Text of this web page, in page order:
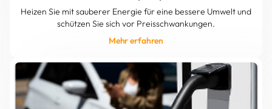
Heizen Sie mit sauberer Energie für eine bessere Umwelt und
schützen Sie sich vor Preisschwankungen.
Mehr erfahren